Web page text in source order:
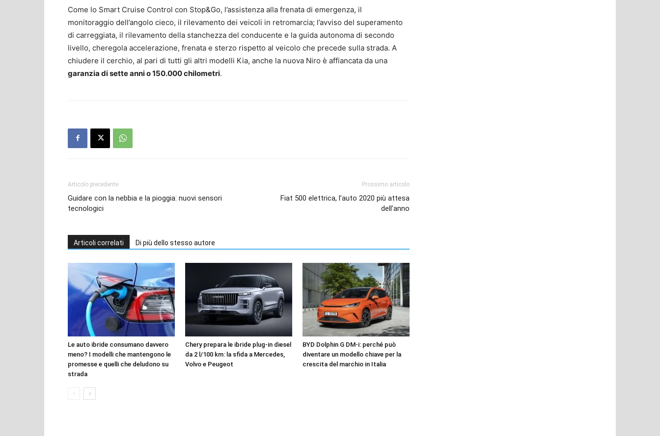
Come lo Smart Cruise Control con Stop&Go, l’assistenza alla frenata di emergenza, il
monitoraggio dell’angolo cieco, il rilevamento dei veicoli in retromarcia; l’avviso del superamento
di carreggiata, il rilevamento della stanchezza del conducente e la guida autonoma di secondo
livello, cheregola accelerazione, frenata e sterzo rispetto al veicolo che precede sulla strada. A
chiudere il cerchio, al pari di tutti gli altri modelli Kia, anche la nuova Niro è affiancata da una
garanzia di sette anni o 150.000 chilometri.
Articolo precedente
Guidare con la nebbia e la pioggia: nuovi sensori
tecnologici
Prossimo articolo
Fiat 500 elettrica, l’auto 2020 più attesa
dell’anno
Articoli correlati Di più dello stesso autore
Le auto ibride consumano davvero
meno? I modelli che mantengono le
promesse e quelli che deludono su
strada
Chery prepara le ibride plug-in diesel
da 2 l/100 km: la sfida a Mercedes,
Volvo e Peugeot
BYD Dolphin G DM-i: perché può
diventare un modello chiave per la
crescita del marchio in Italia